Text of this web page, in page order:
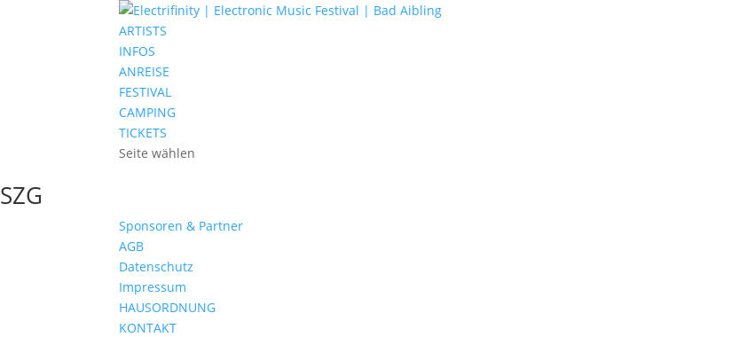
ARTISTS
INFOS
ANREISE
FESTIVAL
CAMPING
TICKETS
Seite wählen
SZG
Sponsoren & Partner
AGB
Datenschutz
Impressum
HAUSORDNUNG
KONTAKT